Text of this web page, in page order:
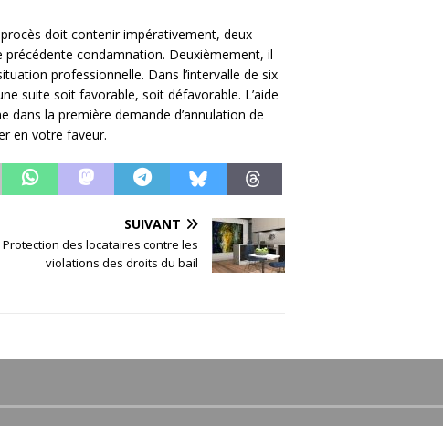
doit contenir impérativement, deux
précédente condamnation. Deuxièmement, il
professionnelle. Dans l’intervalle de six
suite soit favorable, soit défavorable. L’aide
dans la première demande d’annulation de
en votre faveur.
SUIVANT
Protection des locataires contre les
violations des droits du bail